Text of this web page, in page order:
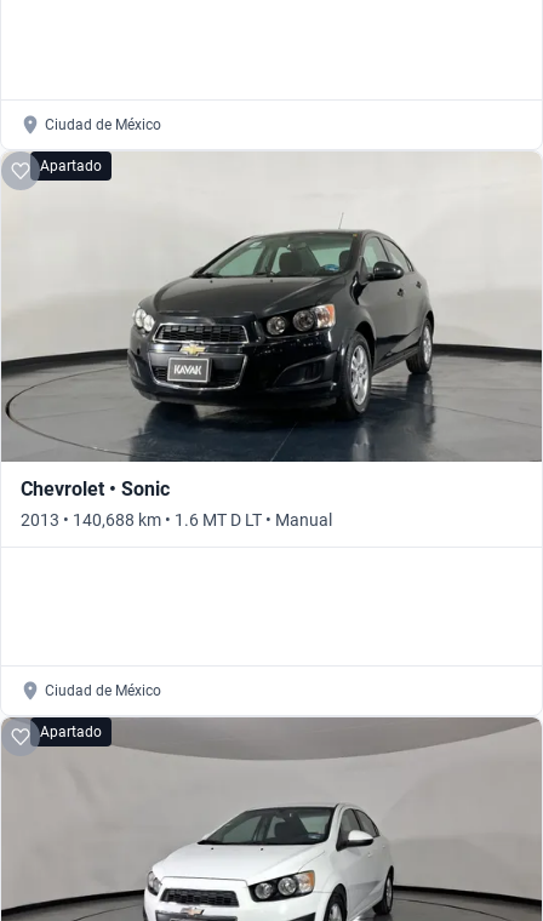
Ciudad de México
Apartado
Chevrolet • Sonic
2013 • 140,688 km • 1.6 MT D LT • Manual
Ciudad de México
Apartado